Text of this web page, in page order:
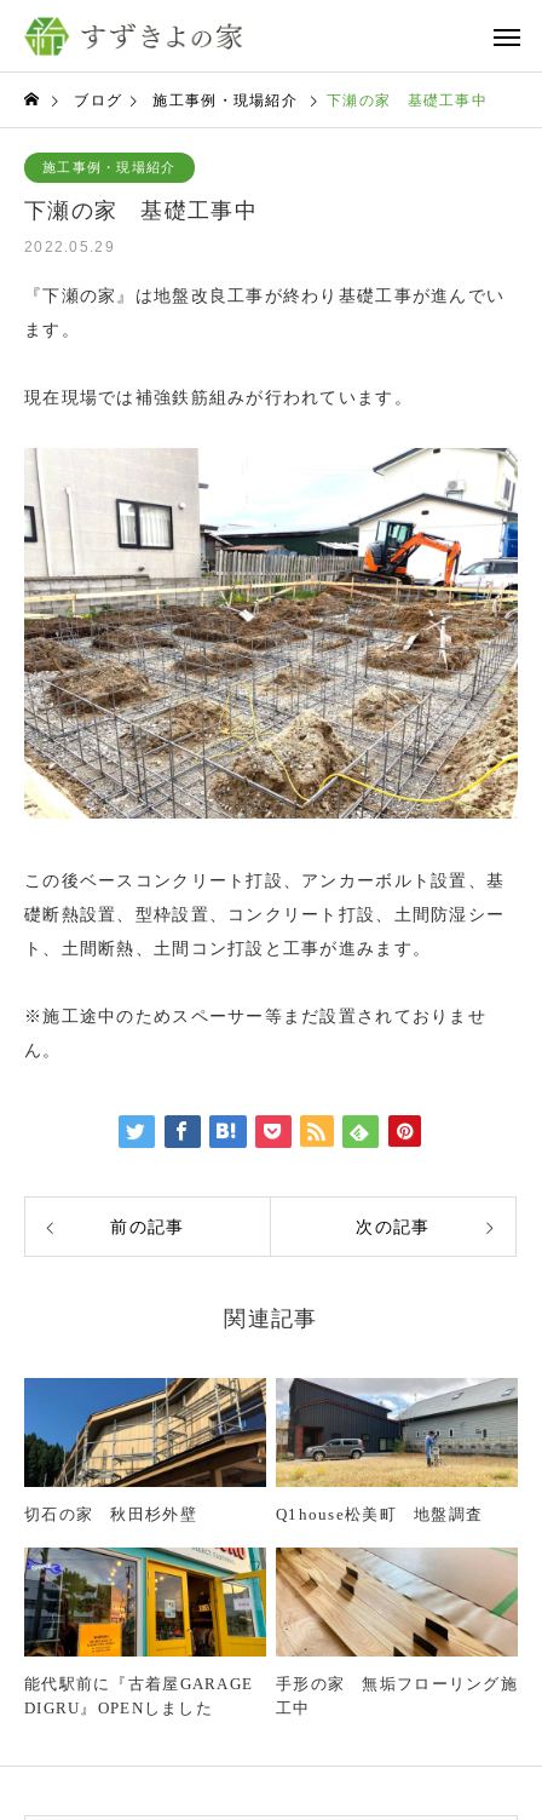
ブログ 施工事例・現場紹介 下瀬の家 基礎工事中
施工事例・現場紹介
下瀬の家 基礎工事中
2022.05.29
『下瀬の家』は地盤改良工事が終わり基礎工事が進んでい
ます。
現在現場では補強鉄筋組みが行われています。
この後ベースコンクリート打設、アンカーボルト設置、基
礎断熱設置、型枠設置、コンクリート打設、土間防湿シー
ト、土間断熱、土間コン打設と工事が進みます。
※施工途中のためスペーサー等まだ設置されておりませ
ん。
前の記事 次の記事
関連記事
切石の家 秋田杉外壁 Q1house松美町 地盤調査
能代駅前に『古着屋GARAGE
DIGRU』OPENしました
手形の家 無垢フローリング施
工中